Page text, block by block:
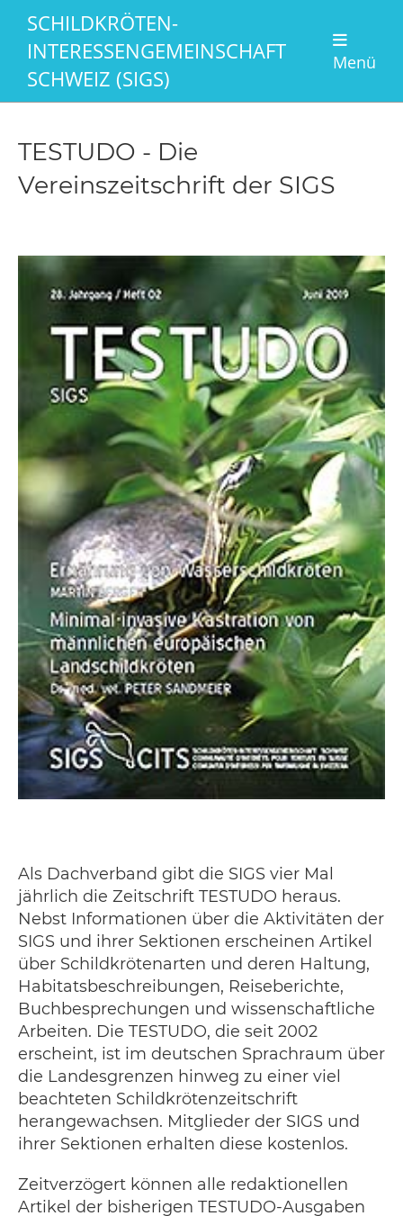
SCHILDKRÖTEN-
INTERESSENGEMEINSCHAFT
SCHWEIZ (SIGS)
Menü
TESTUDO - Die
Vereinszeitschrift der SIGS
Als Dachverband gibt die SIGS vier Mal
jährlich die Zeitschrift TESTUDO heraus.
Nebst Informationen über die Aktivitäten der
SIGS und ihrer Sektionen erscheinen Artikel
über Schildkrötenarten und deren Haltung,
Habitatsbeschreibungen, Reiseberichte,
Buchbesprechungen und wissenschaftliche
Arbeiten. Die TESTUDO, die seit 2002
erscheint, ist im deutschen Sprachraum über
die Landesgrenzen hinweg zu einer viel
beachteten Schildkrötenzeitschrift
herangewachsen. Mitglieder der SIGS und
ihrer Sektionen erhalten diese kostenlos.
Zeitverzögert können alle redaktionellen
Artikel der bisherigen TESTUDO-Ausgaben